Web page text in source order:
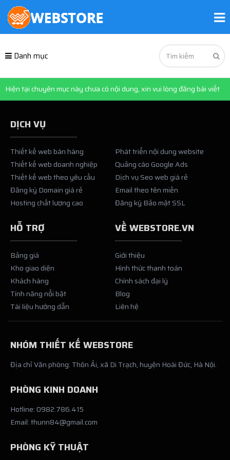
Danh mục
Hiện tại chuyên mục này chưa có nội dung, xin vui lòng đăng bài viết
DỊCH VỤ
Thiết kế web bán hàng
Thiết kế web doanh nghiệp
Thiết kế web theo yêu cầu
Đăng ký Domain giá rẻ
Hosting chất lượng cao
Phát triển nội dung website
Quảng cáo Google Ads
Dịch vụ Seo web giá rẻ
Email theo tên miền
Đăng ký Bảo mật SSL
HỖ TRỢ
Bảng giá
Kho giao diện
Khách hàng
Tính năng nổi bật
Tài liệu hướng dẫn
VỀ WEBSTORE.VN
Giới thiệu
Hình thức thanh toán
Chính sách đại lý
Blog
Liên hệ
NHÓM THIẾT KẾ WEBSTORE
Địa chỉ Văn phòng: Thôn Ải, xã Di Trạch, huyện Hoài Đức, Hà Nội.
PHÒNG KINH DOANH
Hotline: 0982.786.415
Email: thunn84@gmail.com
PHÒNG KỸ THUẬT